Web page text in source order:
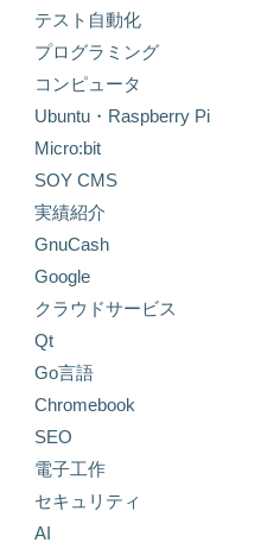
テスト自動化
プログラミング
コンピュータ
Ubuntu・Raspberry Pi
Micro:bit
SOY CMS
実績紹介
GnuCash
Google
クラウドサービス
Qt
Go言語
Chromebook
SEO
電子工作
セキュリティ
AI